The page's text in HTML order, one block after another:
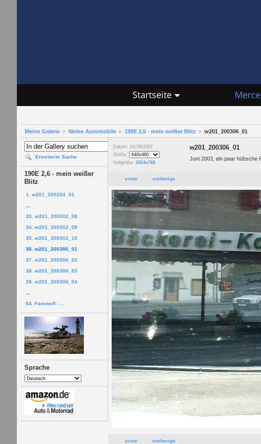
Startseite
Meine Galerie Meine Automobile 190E 2,6 - mein weißer Blitz w201_200306_01
Erweiterte Suche
190E 2,6 - mein weißer
Blitz
1. w201_200204_01
33. w201_200302_08
34. w201_200302_09
35. w201_200302_10
36. w201_200306_01
37. w201_200306_02
38. w201_200306_03
39. w201_200306_04
84. Farewell - ...
Sprache
Datum: 01/20/2007
Größe:
Vollgröße: 1024x768
w201_200306_01
Juni 2003, ein paar hübsche
erste vorherige
erste vorherige